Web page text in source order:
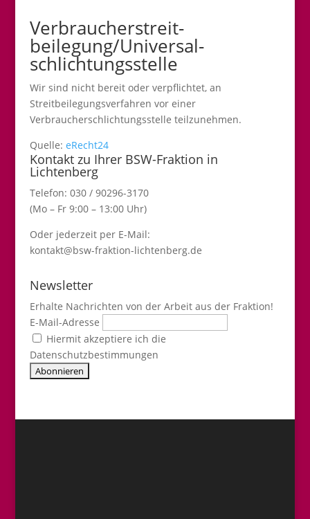
Verbraucher­streit­
beilegung/Universal­
schlichtungs­stelle
Wir sind nicht bereit oder verpflichtet, an
Streitbeilegungsverfahren vor einer
Verbraucherschlichtungsstelle teilzunehmen.
Quelle: eRecht24
Kontakt zu Ihrer BSW-Fraktion in
Lichtenberg
Telefon: 030 / 90296-3170
(Mo – Fr 9:00 – 13:00 Uhr)
Oder jederzeit per E-Mail:
kontakt@bsw-fraktion-lichtenberg.de
Newsletter
Erhalte Nachrichten von der Arbeit aus der Fraktion!
E-Mail-Adresse
Hiermit akzeptiere ich die
Datenschutzbestimmungen